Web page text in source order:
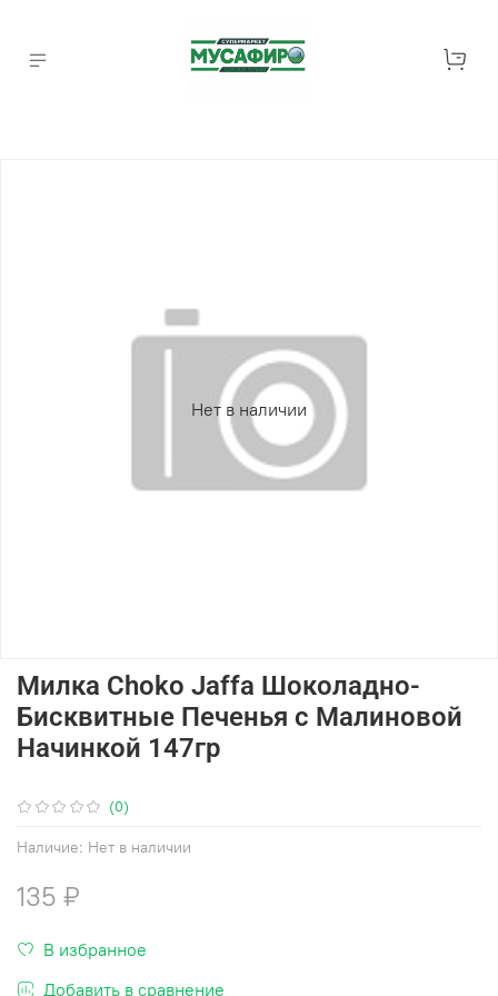
Нет в наличии
(0)
Наличие: Нет в наличии
Милка Choko Jaffa Шоколадно-
Бисквитные Печенья с Малиновой
Начинкой 147гр
135 ₽
В избранное
Добавить в сравнение